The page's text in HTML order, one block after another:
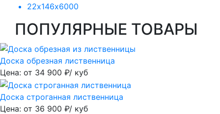
22х146х6000
ПОПУЛЯРНЫЕ ТОВАРЫ
Доска обрезная лиственница
Цена: от 34 900 ₽/ куб
Доска строганная лиственница
Цена: от 36 900 ₽/ куб